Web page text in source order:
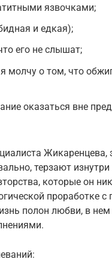
язвочками;
и едкая);
его не слышат;
молчу о том, что
оказаться вне
Жикаренцева,
терзают
которые он
проработке
полон любви, в нем